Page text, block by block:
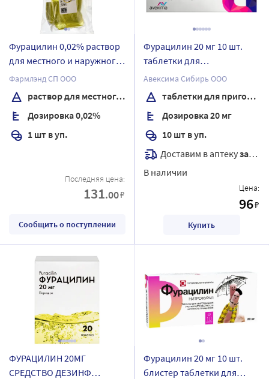
Фурацилин 0,02% раствор
для местного и наружного
применения 500 мл
контейнер 1 шт.
Фармлэнд СП ООО
раствор для местного и наружного применения
Дозировка 0,02%
1 шт в уп.
Последняя цена:
131.00₽
Сообщить о поступлении
Фурацилин 20 мг 10 шт.
таблетки для
приготовления раствора
Авексима Сибирь ООО
таблетки для приготовления раствора
Дозировка 20 мг
10 шт в уп.
Доставим в аптекузавтра
В наличии
Цена:
96₽
Купить
ФУРАЦИЛИН 20МГ
СРЕДСТВО ДЕЗИНФ
Фурацилин 20 мг 10 шт.
блистер таблетки для